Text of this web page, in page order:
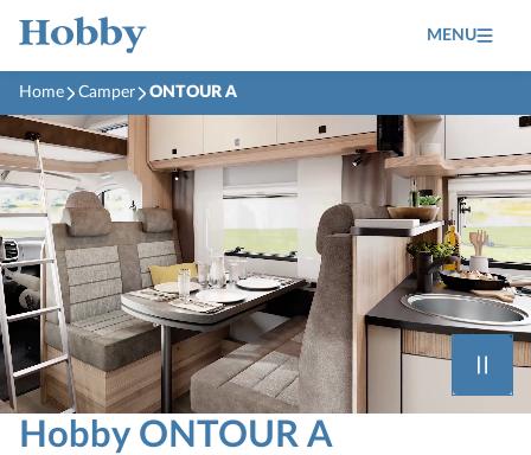
MENU
Home Camper ONTOUR A
Hobby ONTOUR A